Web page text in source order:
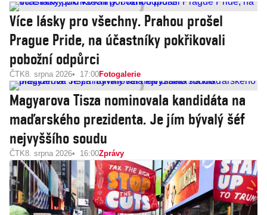
Více lásky pro všechny. Prahou prošel
Prague Pride, na účastníky pokřikovali
pobožní odpůrci
ČTK8. srpna 2026 17:00Fotogalerie
Magyarova Tisza nominovala kandidáta na
maďarského prezidenta. Je jím bývalý šéf
nejvyššího soudu
ČTK8. srpna 2026 16:00Zprávy